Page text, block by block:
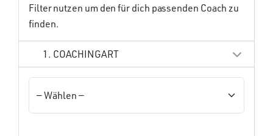
Filter nutzen um den für dich passenden Coach zu
finden.
1. COACHINGART